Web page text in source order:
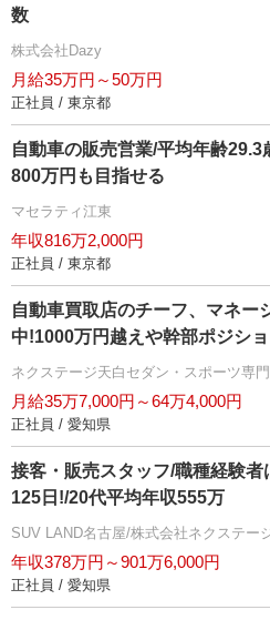
数
株式会社Dazy
月給35万円～50万円
正社員 / 東京都
自動車の販売営業/平均年齢29.3
800万円も目指せる
マセラティ江東
年収816万2,000円
正社員 / 東京都
自動車買取店のチーフ、マネー
中!1000万円越えや幹部ポジシ
ネクステージ天白セダン・スポーツ専
月給35万7,000円～64万4,000円
正社員 / 愛知県
接客・販売スタッフ/職種経験
125日!/20代平均年収555万
SUV LAND名古屋/株式会社ネクステー
年収378万円～901万6,000円
正社員 / 愛知県